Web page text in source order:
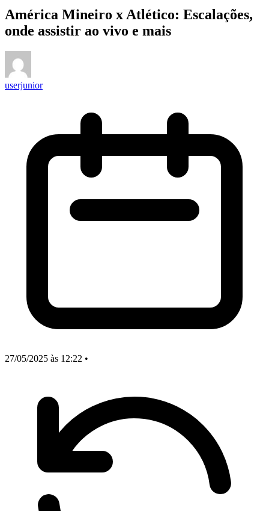
América Mineiro x Atlético: Escalações,
onde assistir ao vivo e mais
userjunior
27/05/2025 às 12:22 •